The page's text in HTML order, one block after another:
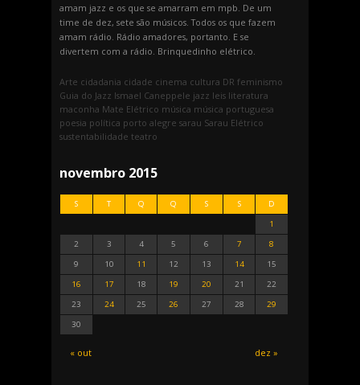
amam jazz e os que se amarram em mpb. De um
time de dez, sete são músicos. Todos os que fazem
amam rádio. Rádio amadores, portanto. E se
divertem com a rádio. Brinquedinho elétrico.
Arte cidadania cidade cinema cultura DR feminismo
Guia do Jazz Ismael Caneppele jazz leis literatura
maconha Mate Elétrico música música portuguesa
poesia política porto alegre sarau Sarau Elétrico
sustentabilidade teatro
novembro 2015
S T Q Q S S D
« out dez »
1
2
3 4 5 6 7
8
9
10 11 12 13 14
15
16
17 18 19 20 21
22
23
24 25 26 27 28
29
30